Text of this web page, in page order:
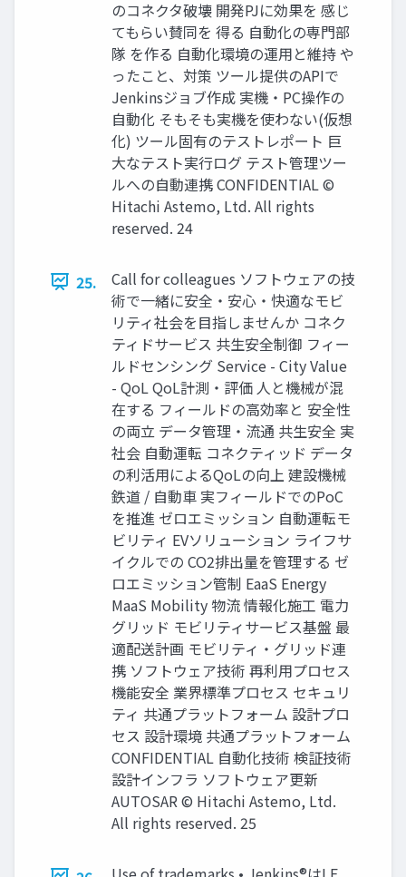
のコネクタ破壊 開発PJに効果を 感じ
てもらい賛同を 得る 自動化の専門部
隊 を作る 自動化環境の運用と維持 や
ったこと、対策 ツール提供のAPIで
Jenkinsジョブ作成 実機・PC操作の
自動化 そもそも実機を使わない(仮想
化) ツール固有のテストレポート 巨
大なテスト実行ログ テスト管理ツー
ルへの自動連携 CONFIDENTIAL ©
Hitachi Astemo, Ltd. All rights
reserved. 24
25.
Call for colleagues ソフトウェアの技
術で一緒に安全・安心・快適なモビ
リティ社会を目指しませんか コネク
ティドサービス 共生安全制御 フィー
ルドセンシング Service - City Value
- QoL QoL計測・評価 人と機械が混
在する フィールドの高効率と 安全性
の両立 データ管理・流通 共生安全 実
社会 自動運転 コネクティッド データ
の利活用によるQoLの向上 建設機械
鉄道 / 自動車 実フィールドでのPoC
を推進 ゼロエミッション 自動運転モ
ビリティ EVソリューション ライフサ
イクルでの CO2排出量を管理する ゼ
ロエミッション管制 EaaS Energy
MaaS Mobility 物流 情報化施工 電力
グリッド モビリティサービス基盤 最
適配送計画 モビリティ・グリッド連
携 ソフトウェア技術 再利用プロセス
機能安全 業界標準プロセス セキュリ
ティ 共通プラットフォーム 設計プロ
セス 設計環境 共通プラットフォーム
CONFIDENTIAL 自動化技術 検証技術
設計インフラ ソフトウェア更新
AUTOSAR © Hitachi Astemo, Ltd.
All rights reserved. 25